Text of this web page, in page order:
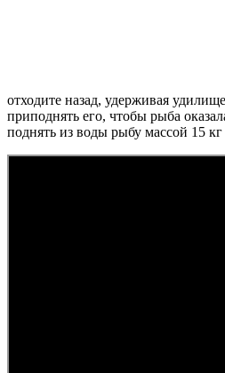
отходите назад, удерживая
приподнять его, чтобы рыба
поднять из воды рыбу массой 15 кг